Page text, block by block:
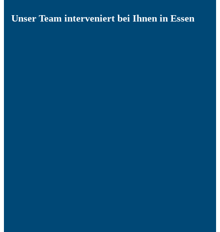
Unser Team interveniert bei Ihnen in Essen